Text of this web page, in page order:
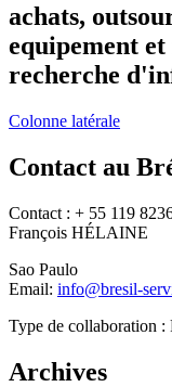
achats,
equipement
recherche
Colonne latérale
Contact au
Contact : + 55 119
François HÉLAINE
Sao Paulo
Email: info@bresil-
Type de collaboration :
Archives